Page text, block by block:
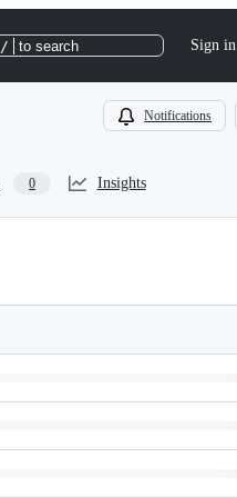
/ to search Sign in
Notifications
0 Insights